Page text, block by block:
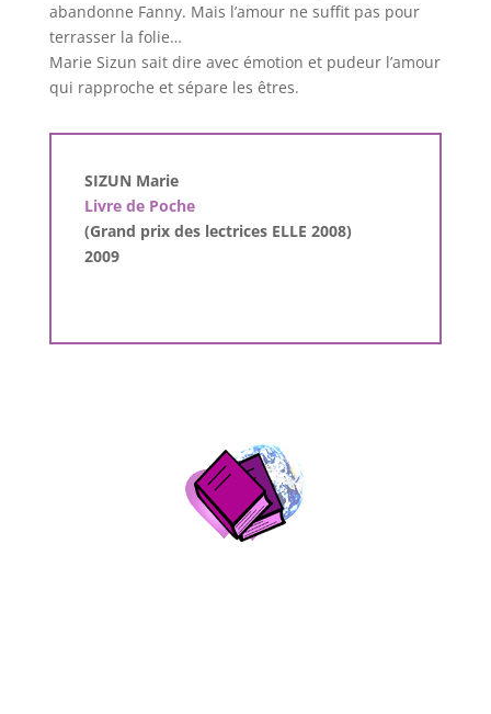
abandonne Fanny. Mais l’amour ne suffit pas pour
terrasser la folie…
Marie Sizun sait dire avec émotion et pudeur l’amour
qui rapproche et sépare les êtres.
SIZUN Marie
Livre de Poche
(Grand prix des lectrices ELLE 2008)
2009